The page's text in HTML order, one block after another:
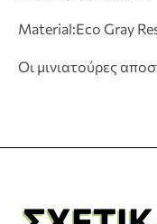
Material:Eco Gray
Οι μινιατούρες